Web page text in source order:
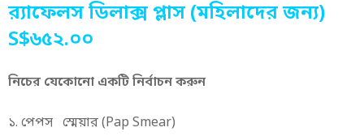
র‌্যাফেলস ডিলাক্স প্লাস (মহিলাদের জন্য)
S$৬৫২.০০
নিচের যেকোনো একটিনির্বাচনকরুন
১. পেপস স্মেয়ার (Pap Smear)